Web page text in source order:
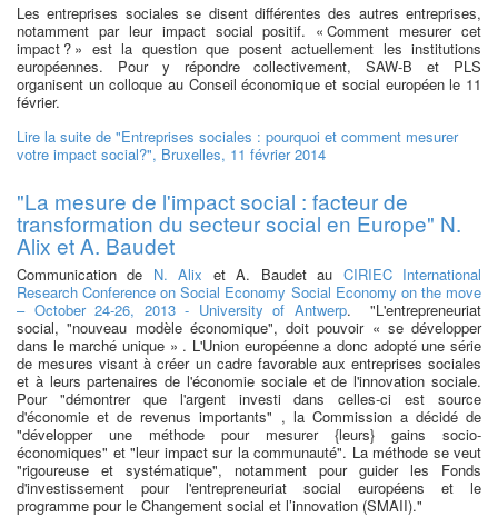
Les entreprises sociales se disent différentes des autres entreprises,
notamment par leur impact social positif. « Comment mesurer cet
impact ? » est la question que posent actuellement les institutions
européennes. Pour y répondre collectivement, SAW-B et PLS
organisent un colloque au Conseil économique et social européen le 11
février.
Lire la suite de "Entreprises sociales : pourquoi et comment mesurer
votre impact social?", Bruxelles, 11 février 2014
"La mesure de l'impact social : facteur de
transformation du secteur social en Europe" N.
Alix et A. Baudet
Communication de N. Alix et A. Baudet au CIRIEC International
Research Conference on Social Economy Social Economy on the move
– October 24-26, 2013 - University of Antwerp. "L'entrepreneuriat
social, "nouveau modèle économique", doit pouvoir « se développer
dans le marché unique » . L'Union européenne a donc adopté une série
de mesures visant à créer un cadre favorable aux entreprises sociales
et à leurs partenaires de l'économie sociale et de l'innovation sociale.
Pour "démontrer que l'argent investi dans celles-ci est source
d'économie et de revenus importants" , la Commission a décidé de
"développer une méthode pour mesurer {leurs} gains socio-
économiques" et "leur impact sur la communauté". La méthode se veut
"rigoureuse et systématique", notamment pour guider les Fonds
d'investissement pour l'entrepreneuriat social européens et le
programme pour le Changement social et l’innovation (SMAII)."